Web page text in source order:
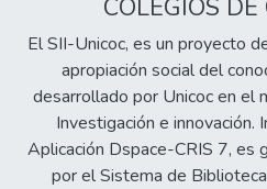
frecuencia
por los
uso que
emplean para
los materiales.
COLEGIOS
El SII-Unicoc, es un proyecto
apropiación social del
desarrollado por Unicoc en el
Investigación e
Aplicación Dspace-CRIS 7, es
por el Sistema de